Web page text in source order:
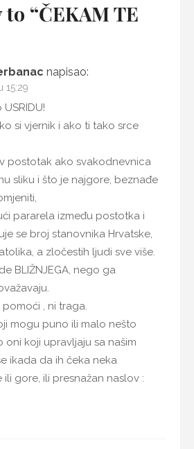
to “ČEKAM TE
napisao:
15:29
si vjernik i ako ti tako srce
postotak ako svakodnevnica
sliku i što je najgore, beznađe
pararela između postotka i
se broj stanovnika Hrvatske,
a zločestih ljudi sve više.
BLIŽNJEGA, nego ga
, ni traga.
mogu puno ili malo nešto
koji upravljaju sa našim
ikada da ih čeka neka
gore, ili presnažan naslov :